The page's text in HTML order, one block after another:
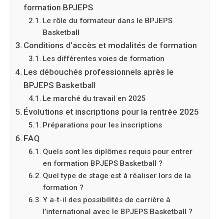
formation BPJEPS
Le rôle du formateur dans le BPJEPS
Basketball
Conditions d’accès et modalités de formation
Les différentes voies de formation
Les débouchés professionnels après le
BPJEPS Basketball
Le marché du travail en 2025
Évolutions et inscriptions pour la rentrée 2025
Préparations pour les inscriptions
FAQ
Quels sont les diplômes requis pour entrer
en formation BPJEPS Basketball ?
Quel type de stage est à réaliser lors de la
formation ?
Y a-t-il des possibilités de carrière à
l’international avec le BPJEPS Basketball ?